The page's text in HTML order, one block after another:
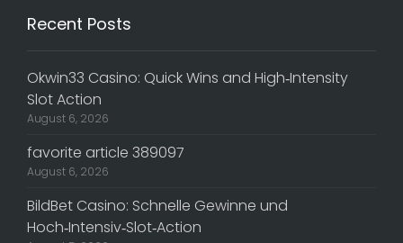
Recent Posts
Okwin33 Casino: Quick Wins and High‑Intensity
Slot Action
August 6, 2026
favorite article 389097
August 6, 2026
BildBet Casino: Schnelle Gewinne und
Hoch‑Intensiv‑Slot‑Action